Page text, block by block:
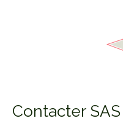
Contacter